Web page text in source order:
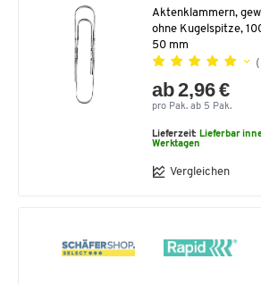
Aktenklammern,
ohne Kugelspitze,
50 mm
ab 2,96 €
pro Pak. ab 5 Pak.
Lieferzeit:Lieferbar
Werktagen
Vergleichen